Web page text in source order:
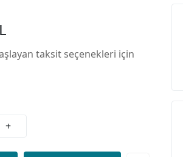
taksit seçenekleri için
+